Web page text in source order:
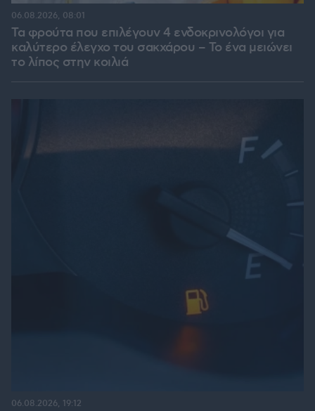
Τα φρούτα που επιλέγουν 4 ενδοκρινολόγοι για
καλύτερο έλεγχο του σακχάρου – Το ένα μειώνει
το λίπος στην κοιλιά
06.08.2026, 08:01
06.08.2026, 19:12